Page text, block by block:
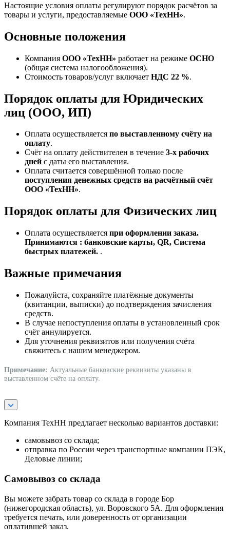
Настоящие условия оплаты регулируют порядок расчётов за
товары и услуги, предоставляемые ООО «ТехНН».
Основные положения
Компания ООО «ТехНН» работает на режиме ОСНО
(общая система налогообложения).
Стоимость товаров/услуг включает НДС 22 %.
Порядок оплаты для Юридических
лиц (ООО, ИП)
Оплата осуществляется по выставленному счёту на
оплату.
Счёт на оплату действителен в течение 3‑х рабочих
дней с даты его выставления.
Оплата считается совершённой только после
поступления денежных средств на расчётный счёт
ООО «ТехНН».
Порядок оплаты для Физических лиц
Оплата осуществляется при оформлении заказа.
Принимаются : банковские карты, QR, Система
быстрых платежей. .
Важные примечания
Пожалуйста, сохраняйте платёжные документы
(квитанции, выписки) до подтверждения зачисления
средств.
В случае непоступления оплаты в установленный срок
счёт аннулируется.
Для уточнения реквизитов или получения счёта
свяжитесь с нашим менеджером.
Примечание: Актуальные банковские реквизиты указаны в
выставленном счёте на оплату.
Компания ТехНН предлагает несколько вариантов доставки:
самовывоз со склада;
отправка по России через транспортные компании ПЭК,
Деловые линии;
Самовывоз со склада
Вы можете забрать товар со склада в городе Бор
(нижегородская область), ул. Воровского 5А. Для оформления
требуется печать, или доверенность от организации
оплатившей заказ.